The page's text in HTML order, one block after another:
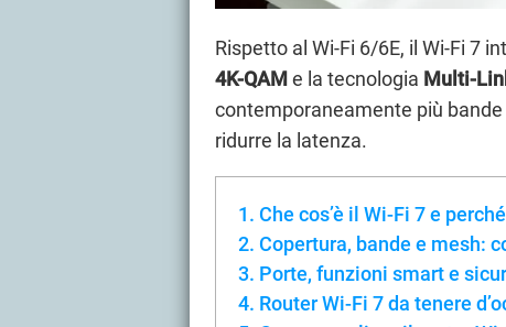
Rispetto al Wi-Fi 6/6E, il Wi-Fi 7
4K-QAM e la tecnologia Multi-
contemporaneamente più
ridurre la latenza.
Che cos’è il Wi-Fi 7 e
Copertura, bande e mesh:
Porte, funzioni smart e
Router Wi-Fi 7 da tenere